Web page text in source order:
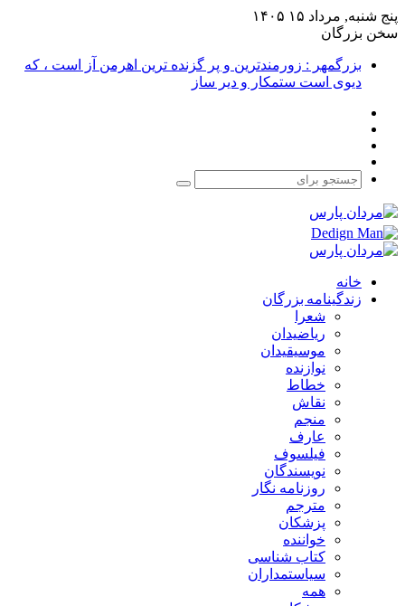
پنج شنبه, مرداد ۱۵ ۱۴۰۵
سخن بزرگان
بزرگمهر : زورمندترین و پر گزنده ترین اهرمن آز است ، که
دیوی است ستمکار و دیر ساز
جستجو
خانه
زندگینامه بزرگان
شعرا
ریاضیدان
موسیقیدان
نوازنده
خطاط
نقاش
منجم
عارف
فیلسوف
نویسندگان
روزنامه نگار
مترجم
پزشکان
خواننده
کتاب شناسی
سیاستمداران
همه